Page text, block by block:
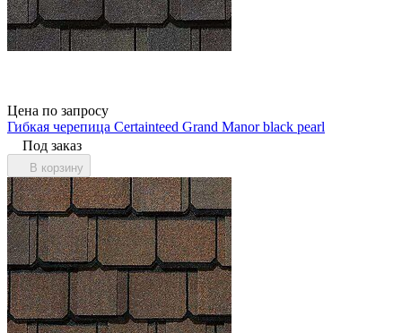
Цена по запросу
Гибкая черепица Certainteed Grand Manor black pearl
Под заказ
В корзину